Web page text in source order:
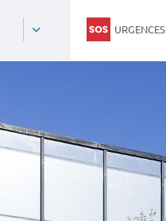
URGENCES